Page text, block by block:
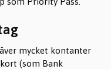
mycket kontanter
(som Bank